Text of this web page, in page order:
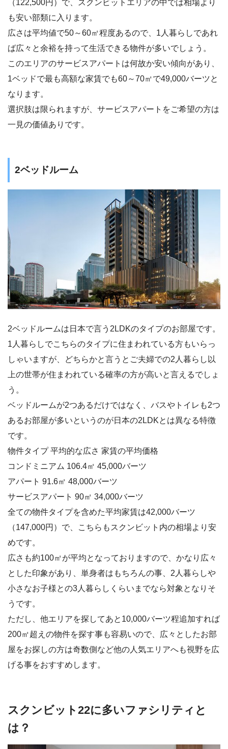
（122,500円）で、スクンビットエリアの中では相場より
も安い部類に入ります。
広さは平均値で50～60㎡程度あるので、1人暮らしであれ
ば広々と余裕を持って生活できる物件が多いでしょう。
このエリアのサービスアパートは何故か安い傾向があり、
1ベッドで最も高額な家賃でも60～70㎡で49,000バーツと
なります。
選択肢は限られますが、サービスアパートをご希望の方は
一見の価値ありです。
2ベッドルーム
2ベッドルームは日本で言う2LDKのタイプのお部屋です。
1人暮らしでこちらのタイプに住まわれている方もいらっ
しゃいますが、どちらかと言うとご夫婦での2人暮らし以
上の世帯が住まわれている確率の方が高いと言えるでしょ
う。
ベッドルームが2つあるだけではなく、バスやトイレも2つ
あるお部屋が多いというのが日本の2LDKとは異なる特徴
です。
物件タイプ 平均的な広さ 家賃の平均価格
コンドミニアム 106.4㎡ 45,000バーツ
アパート 91.6㎡ 48,000バーツ
サービスアパート 90㎡ 34,000バーツ
全ての物件タイプを含めた平均家賃は42,000バーツ
（147,000円）で、こちらもスクンビット内の相場より安
めです。
広さも約100㎡が平均となっておりますので、かなり広々
とした印象があり、単身者はもちろんの事、2人暮らしや
小さなお子様との3人暮らしくらいまでなら対象となりそ
うです。
ただし、他エリアを探してあと10,000バーツ程追加すれば
200㎡超えの物件を探す事も容易いので、広々としたお部
屋をお探しの方は奇数側など他の人気エリアへも視野を広
げる事をおすすめします。
スクンビット22に多いファシリティと
は？